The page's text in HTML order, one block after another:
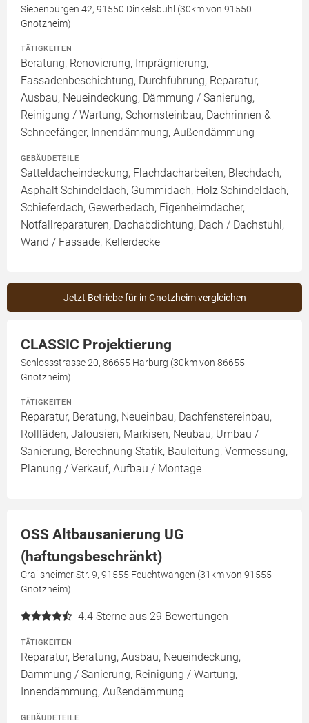
Siebenbürgen 42, 91550 Dinkelsbühl (30km von 91550
Gnotzheim)
TÄTIGKEITEN
Beratung, Renovierung, Imprägnierung,
Fassadenbeschichtung, Durchführung, Reparatur,
Ausbau, Neueindeckung, Dämmung / Sanierung,
Reinigung / Wartung, Schornsteinbau, Dachrinnen &
Schneefänger, Innendämmung, Außendämmung
GEBÄUDETEILE
Satteldacheindeckung, Flachdacharbeiten, Blechdach,
Asphalt Schindeldach, Gummidach, Holz Schindeldach,
Schieferdach, Gewerbedach, Eigenheimdächer,
Notfallreparaturen, Dachabdichtung, Dach / Dachstuhl,
Wand / Fassade, Kellerdecke
Jetzt Betriebe für in Gnotzheim vergleichen
CLASSIC Projektierung
Schlossstrasse 20, 86655 Harburg (30km von 86655
Gnotzheim)
TÄTIGKEITEN
Reparatur, Beratung, Neueinbau, Dachfenstereinbau,
Rollläden, Jalousien, Markisen, Neubau, Umbau /
Sanierung, Berechnung Statik, Bauleitung, Vermessung,
Planung / Verkauf, Aufbau / Montage
OSS Altbausanierung UG
(haftungsbeschränkt)
Crailsheimer Str. 9, 91555 Feuchtwangen (31km von 91555
Gnotzheim)
4.4 Sterne aus 29 Bewertungen
TÄTIGKEITEN
Reparatur, Beratung, Ausbau, Neueindeckung,
Dämmung / Sanierung, Reinigung / Wartung,
Innendämmung, Außendämmung
GEBÄUDETEILE